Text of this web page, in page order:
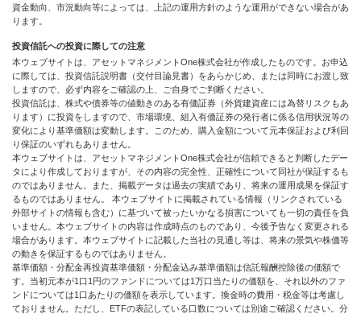
資金動向、市況動向等によっては、上記の運用方針のような運用ができない場合があ
ります。
投資信託への投資に際しての注意
本ウェブサイトは、アセットマネジメントOne株式会社が作成したものです。お申込
に際しては、投資信託説明書（交付目論見書）をあらかじめ、または同時にお渡し致
しますので、必ず内容をご確認の上、ご自身でご判断ください。
投資信託は、株式や債券等の値動きのある有価証券（外貨建資産には為替リスクもあ
ります）に投資をしますので、市場環境、組入有価証券の発行者に係る信用状況等の
変化により基準価額は変動します。このため、購入金額について元本保証および利回
り保証のいずれもありません。
本ウェブサイトは、アセットマネジメントOne株式会社が信頼できると判断したデー
タにより作成しておりますが、その内容の完全性、正確性について同社が保証するも
のではありません。また、掲載データは過去の実績であり、将来の運用成果を保証す
るものではありません。 本ウェブサイトに掲載されている情報（リンクされている
外部サイトの情報も含む）に基づいて被ったいかなる損害についても一切の責任を負
いません。本ウェブサイトの内容は作成時点のものであり、今後予告なく変更される
場合があります。本ウェブサイトに記載した当社の見通し等は、将来の景気や株価等
の動きを保証するものではありません。
基準価額・分配金再投資基準価額・分配金込み基準価額は信託報酬控除後の価額で
す。当初元本が1口1円のファンドについては1万口当たりの価額を、それ以外のファ
ンドについては1口あたりの価額を表示しています。換金時の費用・税金等は考慮し
ておりません。ただし、ETFの表記している口数については別途ご確認ください。分